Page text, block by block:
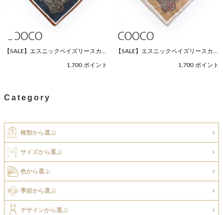
【SALE】エスニックペイズリースカー
1,700 ポイント
【SALE】エスニックペイズリースカー
1,700 ポイント
Category
種類から選ぶ
サイズから選ぶ
色から選ぶ
季節から選ぶ
デザインから選ぶ